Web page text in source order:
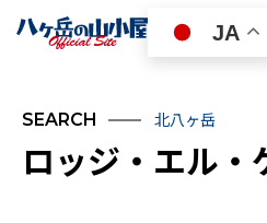
JA
SEARCH 北八ヶ岳
ロッジ・エル・